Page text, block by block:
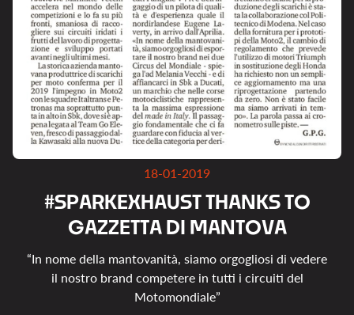
18-01-2019
#SPARKEXHAUSTTHANKSTO
GAZZETTA DI MANTOVA
“In nome della mantovanità, siamo orgogliosi di vedere
il nostro brand competere in tutti i circuiti del
Motomondiale”